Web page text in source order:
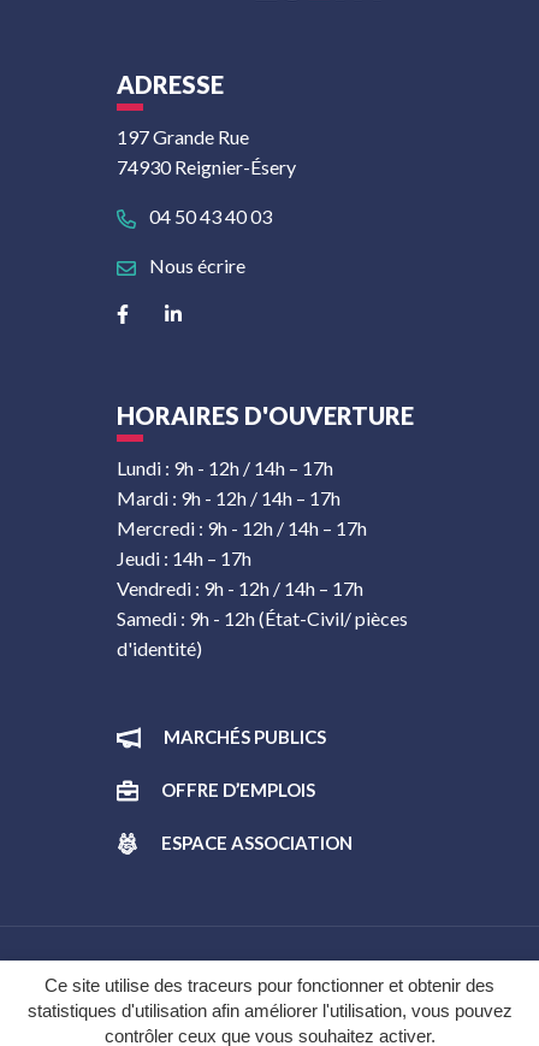
Ce site utilise des traceurs pour fonctionner et obtenir des
statistiques d'utilisation afin améliorer l'utilisation, vous pouvez
contrôler ceux que vous souhaitez activer.
ADRESSE
197 Grande Rue
74930 Reignier-Ésery
04 50 43 40 03
Nous écrire
Lien vers le compte Facebook
Lien vers le compte Linkedin
HORAIRES D'OUVERTURE
Lundi : 9h - 12h / 14h – 17h
Mardi : 9h - 12h / 14h – 17h
Mercredi : 9h - 12h / 14h – 17h
Jeudi : 14h – 17h
Vendredi : 9h - 12h / 14h – 17h
Samedi : 9h - 12h (État-Civil/ pièces
d'identité)
MARCHÉS PUBLICS
OFFRE D’EMPLOIS
ESPACE ASSOCIATION
Gestion des cookies
Plan du site